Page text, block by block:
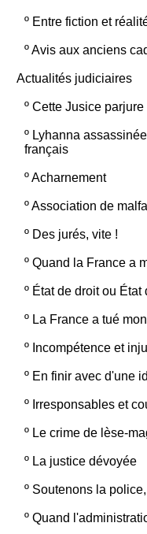
º Entre fiction et
ºAvis aux anciens
Actualités judiciaires
º Cette Jusice
º Lyhanna
français
ºAcharnement
ºAssociation de
º Des jurés, vite !
º Quand la France a
º État de droit ou État
º La France a tué
º Incompétence et
º En finir avec d'une
º Irresponsables et
º Le crime de lèse-
º La justice dévoyée
º Soutenons la
º Quand